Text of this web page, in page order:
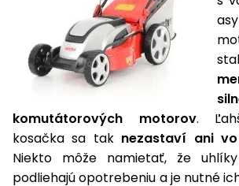
komutátorových motorov.
kosačka sa tak nezastaví ani
Niekto môže namietať, že
podliehajú opotrebeniu a je nutné